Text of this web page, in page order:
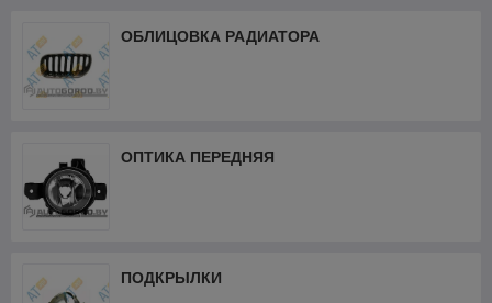
ОБЛИЦОВКА РАДИАТОРА
ОПТИКА ПЕРЕДНЯЯ
ПОДКРЫЛКИ